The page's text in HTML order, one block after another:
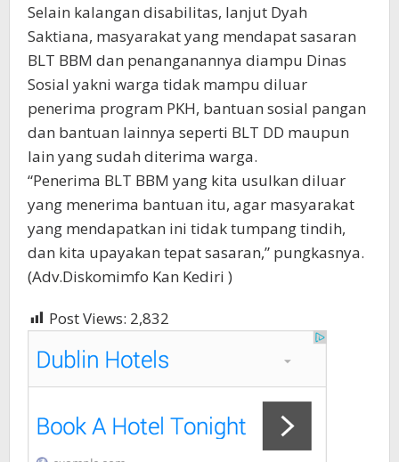
Selain kalangan disabilitas, lanjut Dyah
Saktiana, masyarakat yang mendapat sasaran
BLT BBM dan penanganannya diampu Dinas
Sosial yakni warga tidak mampu diluar
penerima program PKH, bantuan sosial pangan
dan bantuan lainnya seperti BLT DD maupun
lain yang sudah diterima warga.
“Penerima BLT BBM yang kita usulkan diluar
yang menerima bantuan itu, agar masyarakat
yang mendapatkan ini tidak tumpang tindih,
dan kita upayakan tepat sasaran,” pungkasnya.
(Adv.Diskomimfo Kan Kediri )
Post Views: 2,832